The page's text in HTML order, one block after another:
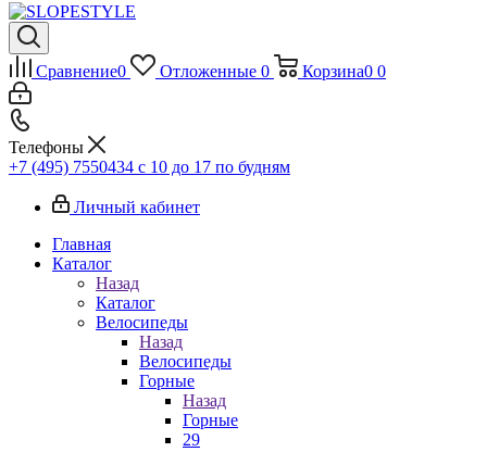
Сравнение0 Отложенные 0 Корзина0 0
Телефоны
+7 (495) 7550434 с 10 до 17 по будням
Личный кабинет
Главная
Каталог
Назад
Каталог
Велосипеды
Назад
Велосипеды
Горные
Назад
Горные
29